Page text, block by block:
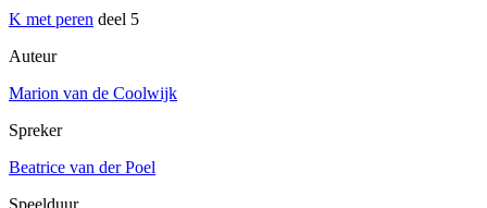
K met peren deel 5
Auteur
Marion van de Coolwijk
Spreker
Beatrice van der Poel
Speelduur